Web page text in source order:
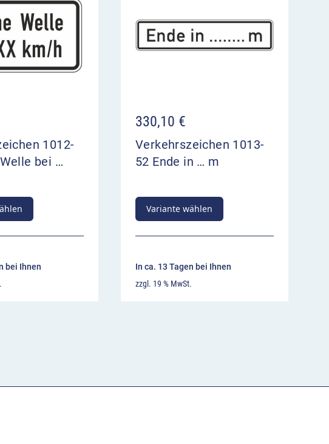
1012-
bei …
bei Ihnen
330,10 €
Verkehrszeichen 1013-
52 Ende in … m
Variante wählen
In ca. 13 Tagen bei Ihnen
zzgl. 19 % MwSt.